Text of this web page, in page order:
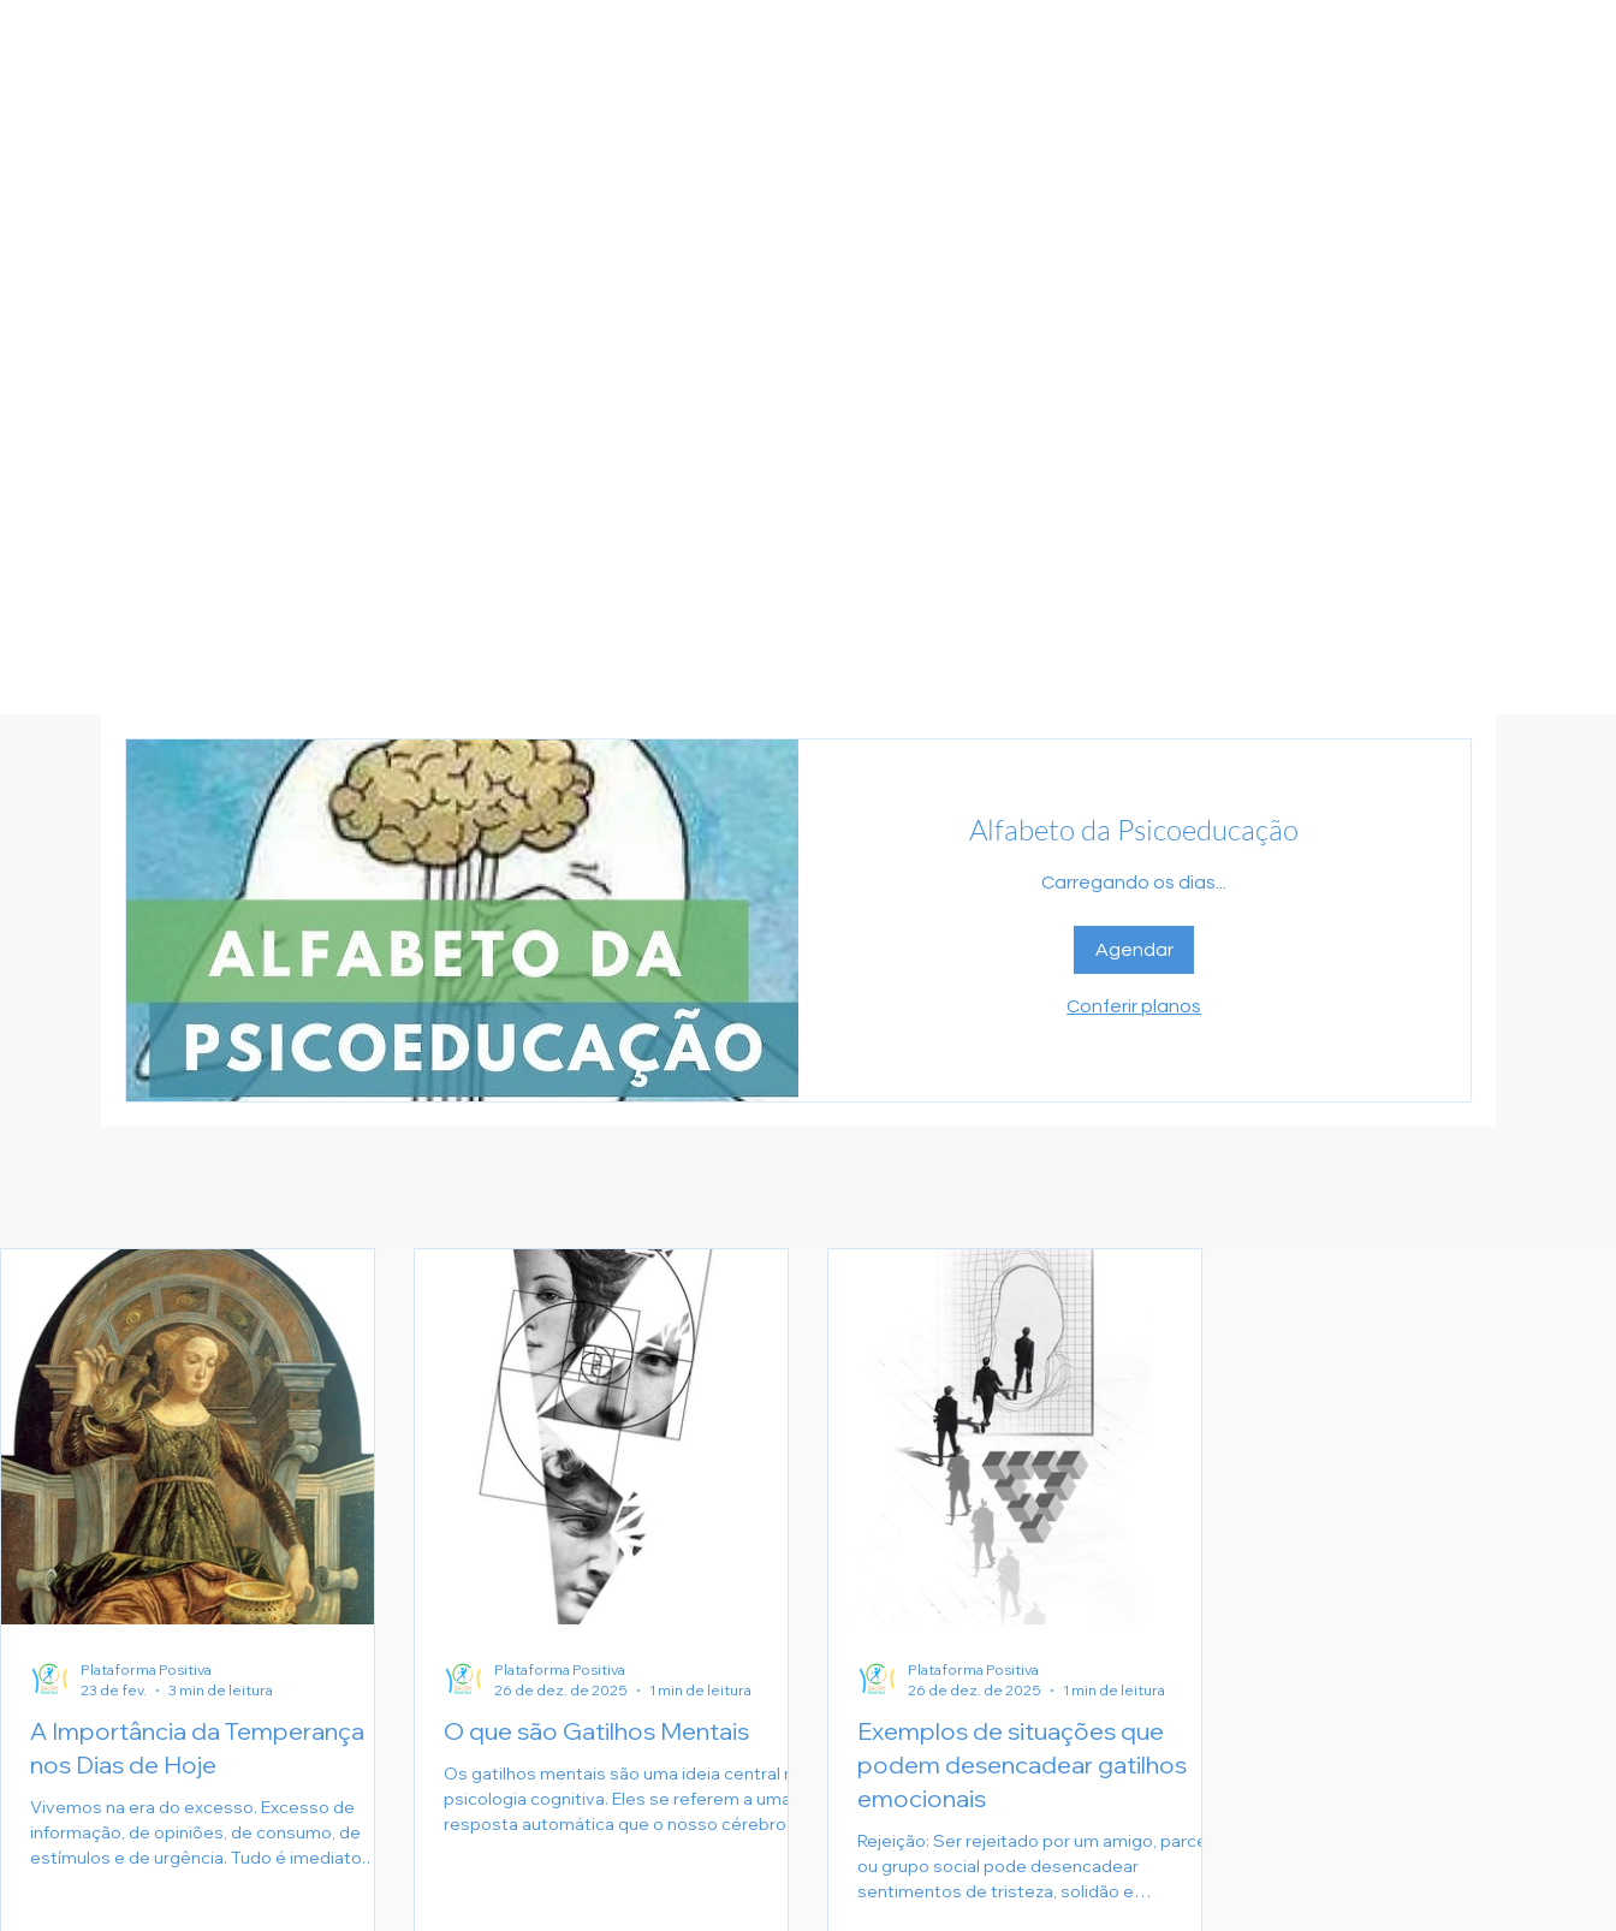
Alfabeto da Psicoeducação
Carregando os dias...
Agendar
Conferir planos
A Importância da Temperança
nos Dias de Hoje
Vivemos na era do excesso. Excesso de
informação, de opiniões, de consumo, de
estímulos e de urgência. Tudo é imediato.
Plataforma Positiva
23 de fev.
3 min de leitura
O que são Gatilhos Mentais
Os gatilhos mentais são uma ideia central na
psicologia cognitiva. Eles se referem a uma
resposta automática que o nosso cérebro
Plataforma Positiva
26 de dez. de 2025
1 min de leitura
Exemplos de situações que
podem desencadear gatilhos
emocionais
Rejeição: Ser rejeitado por um amigo, parceiro
ou grupo social pode desencadear
sentimentos de tristeza, solidão e
Plataforma Positiva
26 de dez. de 2025
1 min de leitura